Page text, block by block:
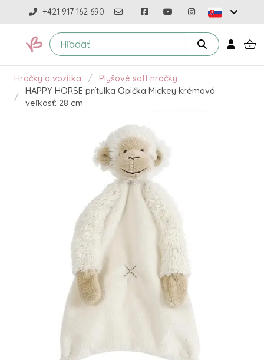
+421 917 162 690
Hračky a vozítka
Plyšové soft hračky
HAPPY HORSE prítulka Opička Mickey krémová
veľkosť: 28 cm